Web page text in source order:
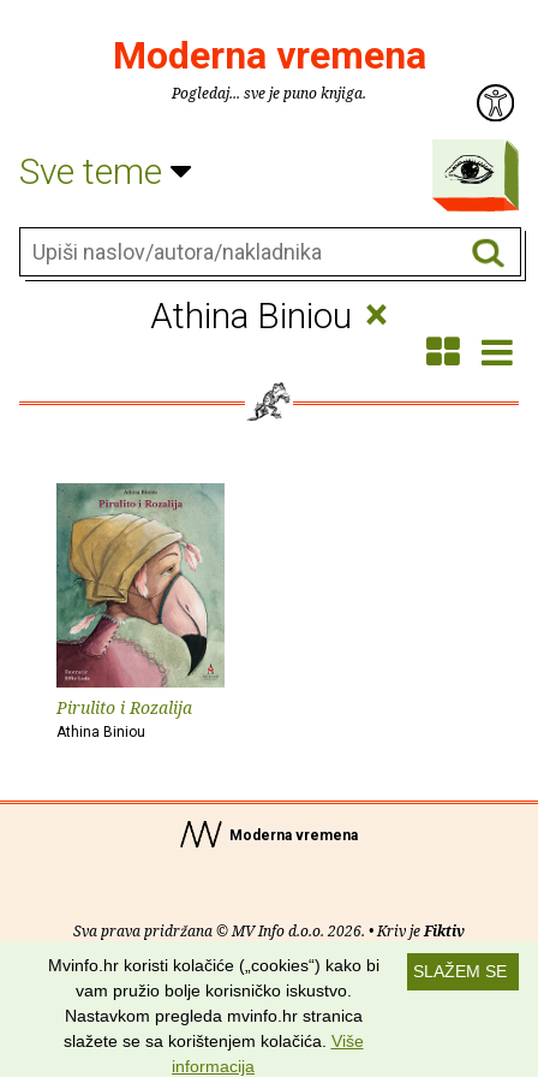
Moderna vremena
Pogledaj... sve je puno knjiga.
Sve teme
Athina Biniou ×
Pirulito i Rozalija
Athina Biniou
Moderna vremena
Sva prava pridržana © MV Info d.o.o. 2026. • Kriv jeFiktiv
Uvjeti korištenja RSS kanali
Potraži nas na:
SLAŽEM SE
Mvinfo.hr koristi kolačiće („cookies“) kako bi
vam pružio bolje korisničko iskustvo.
Nastavkom pregleda mvinfo.hr stranica
slažete se sa korištenjem kolačića. Više
informacija